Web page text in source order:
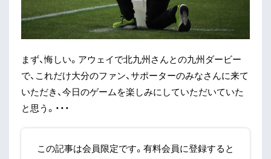
まず、悔しい。アウェイで北九州さんとの九州ダービー
で、これだけ大分のファン、サポーターのみなさんに来て
いただき、今日のゲームを楽しみにしていただいていた
と思う。・・・
この記事は会員限定です。有料会員に登録すると